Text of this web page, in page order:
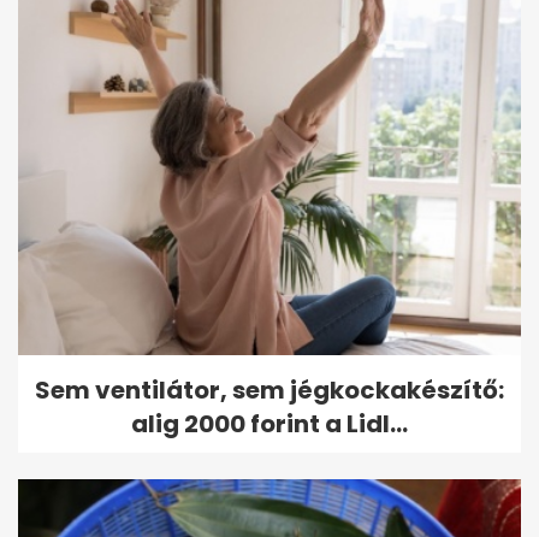
Sem ventilátor, sem jégkockakészítő:
alig 2000 forint a Lidl...